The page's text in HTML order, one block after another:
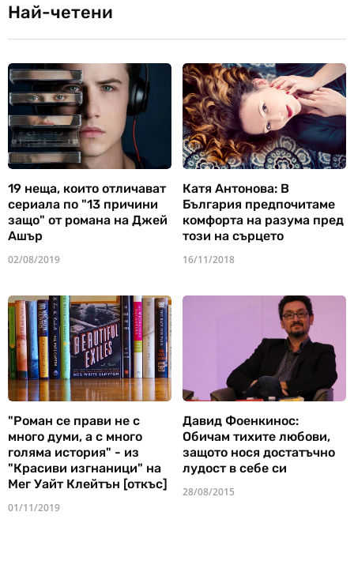
Най-четени
19 неща, които отличават
сериала по "13 причини
защо" от романа на Джей
Ашър
02/08/2019
Катя Антонова: В
България предпочитаме
комфорта на разума пред
този на сърцето
16/11/2018
"Роман се прави не с
много думи, а с много
голяма история" - из
"Красиви изгнаници" на
Мег Уайт Клейтън [откъс]
01/11/2019
Давид Фоенкинос:
Обичам тихите любови,
защото нося достатъчно
лудост в себе си
28/08/2015